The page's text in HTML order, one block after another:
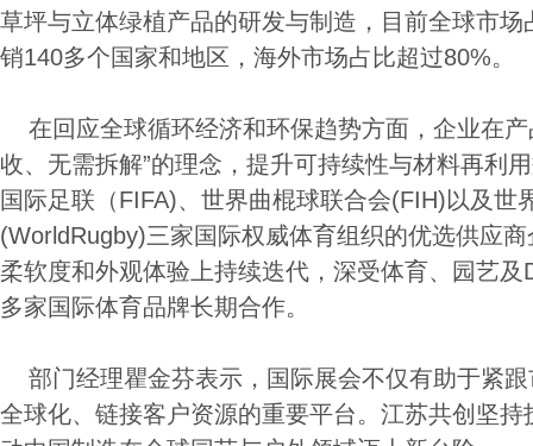
草坪与立体绿植产品的研发与制造，目前全球市
销140多个国家和地区，海外市场占比超过80%。
在回应全球循环经济和环保趋势方面，企业在产
收、无需拆解”的理念，提升可持续性与材料再利
国际足联（FIFA)、世界曲棍球联合会(FIH)以及世
(WorldRugby)三家国际权威体育组织的优选供应
柔软度和外观体验上持续迭代，深受体育、园艺
多家国际体育品牌长期合作。
部门经理瞿金芬表示，国际展会不仅有助于紧
全球化、链接客户资源的重要平台。江苏共创坚